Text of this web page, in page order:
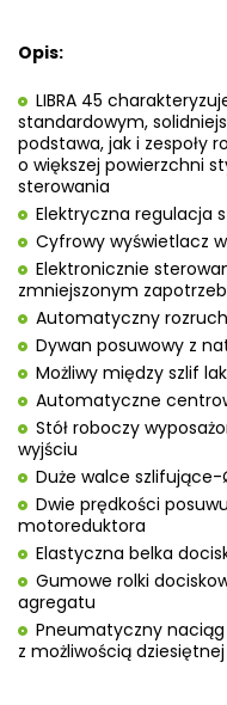
Opis:
LIBRA 45
standardowym,
podstawa, jak i zespoły
o większej powierzchni
sterowania
Elektryczna regulacja
Cyfrowy wyświetlacz
Elektronicznie
zmniejszonym
Automatyczny
Dywan posuwowy z
Możliwy między szlif
Automatyczne
Stół roboczy
wyjściu
Duże walce
Dwie prędkości
motoreduktora
Elastyczna belka
Gumowe rolki
agregatu
Pneumatyczny naciąg
z możliwością